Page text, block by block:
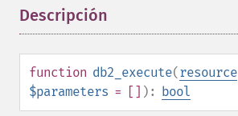
Descripción
function db2_execute(resource
$parameters = [] ): bool